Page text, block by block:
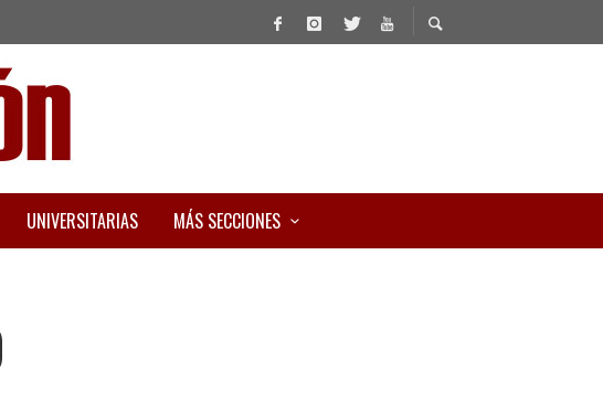
UNIVERSITARIAS MÁS SECCIONES